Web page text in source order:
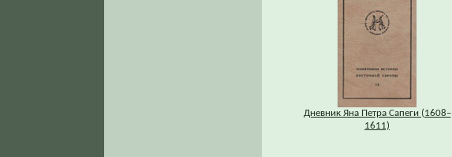
Дневник Яна Петра Сапеги (1608–
1611)